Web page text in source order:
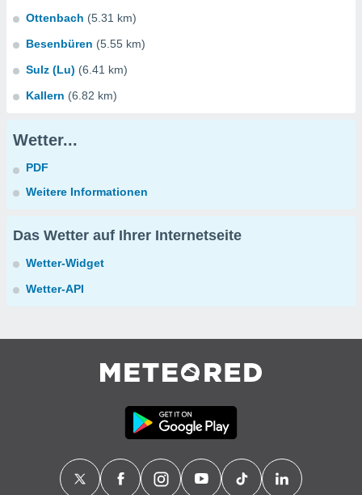
Ottenbach (5.31 km)
Besenbüren (5.55 km)
Sulz (Lu) (6.41 km)
Kallern (6.82 km)
Wetter...
PDF
Weitere Informationen
Das Wetter auf Ihrer Internetseite
Wetter-Widget
Wetter-API